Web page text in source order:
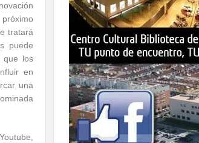
tratará
puede
que los
en
una